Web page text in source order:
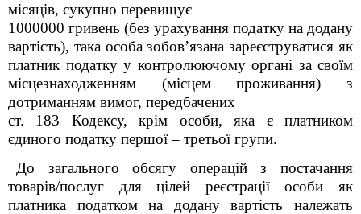
місяців, сукупно перевищує
1000000 гривень (без урахування податку на додану
вартість), така особа зобов’язана зареєструватися як
платник податку у контролюючому органі за своїм
місцезнаходженням (місцем проживання) з
дотриманням вимог, передбачених
ст. 183 Кодексу, крім особи, яка є платником
єдиного податку першої – третьої групи.
До загального обсягу операцій з постачання
товарів/послуг для цілей реєстрації особи як
платника податком на додану вартість належать